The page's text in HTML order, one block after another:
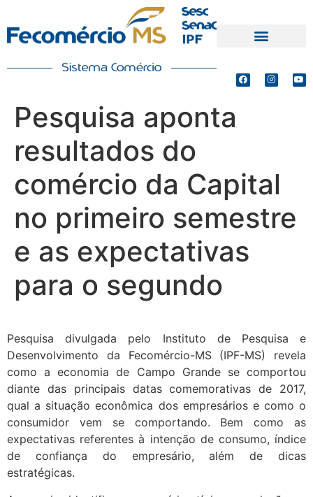
Pesquisa aponta
resultados do
comércio da Capital
no primeiro semestre
e as expectativas
para o segundo
Pesquisa divulgada pelo Instituto de Pesquisa e
Desenvolvimento da Fecomércio-MS (IPF-MS) revela
como a economia de Campo Grande se comportou
diante das principais datas comemorativas de 2017,
qual a situação econômica dos empresários e como o
consumidor vem se comportando. Bem como as
expectativas referentes à intenção de consumo, índice
de confiança do empresário, além de dicas
estratégicas.